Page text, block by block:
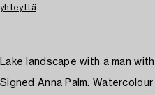
yhteyttä
Lake landscape with a man
Signed Anna Palm.